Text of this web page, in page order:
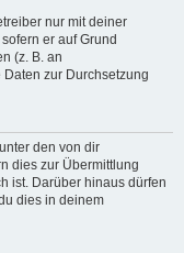
nur mit deiner
er auf Grund
(z. B. an
zur Durchsetzung
den von dir
dies zur Übermittlung
ist. Darüber hinaus dürfen
dies in deinem